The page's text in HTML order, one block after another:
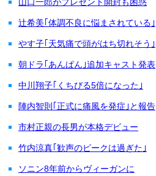
辻希美｢体調不良に悩まされている｣
やす子｢天気痛で頭がはち切れそう｣
朝ドラ｢あんぱん｣追加キャスト発表
中川翔子｢くちびる5倍になった｣
陣内智則｢正式に痛風を発症｣と報告
市村正親の長男が本格デビュー
竹内涼真｢歓声のピークは過ぎた｣
ソニン8年前からヴィーガンに